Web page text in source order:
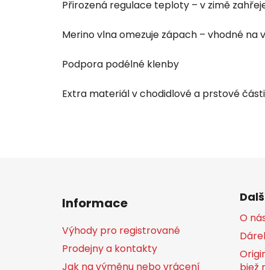
Přirozená regulace teploty – v zimě
Merino vlna omezuje zápach – vhodné
Podpora podélné klenby
Extra materiál v chodidlové a prstové části
Informace
Výhody pro registrované
Prodejny a kontakty
Jak na výměnu nebo vrácení
O